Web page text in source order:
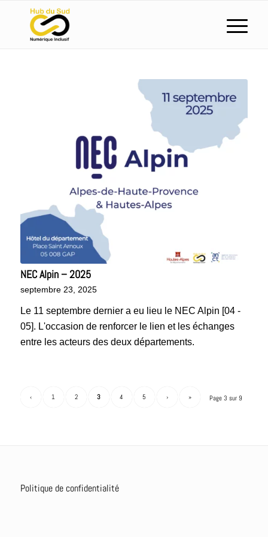
NEC Alpin – 2025
septembre 23, 2025
Le 11 septembre dernier a eu lieu le NEC Alpin [04 -
05]. L'occasion de renforcer le lien et les échanges
entre les acteurs des deux départements.
Page 3 sur 9
‹ 1 2 3 4 5 › »
Politique de confidentialité